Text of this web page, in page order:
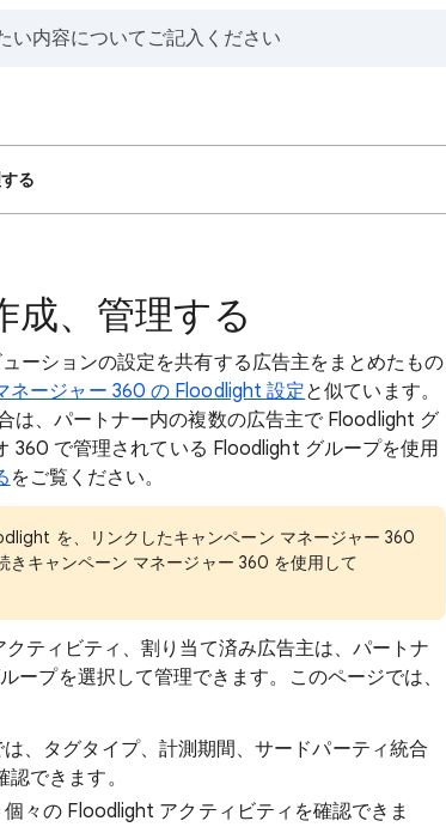
る
成、管理する
ーションの設定を共有する広告主をまとめたもの
ネージャー 360 の Floodlight 設定と似ています。
は、パートナー内の複数の広告主で Floodlight グ
360 で管理されている Floodlight グループを使用
をご覧ください。
を、リンクしたキャンペーン マネージャー 360
キャンペーン マネージャー 360 を使用して
ティビティ、割り当て済み広告主は、パートナ
ープを選択して管理できます。このページでは、
、タグタイプ、計測期間、サードパーティ統合
できます。
々の Floodlight アクティビティを確認できま